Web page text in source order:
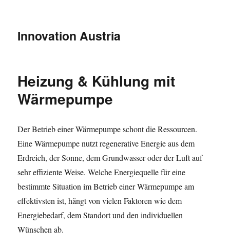
Innovation Austria
Heizung & Kühlung mit
Wärmepumpe
Der Betrieb einer Wärmepumpe schont die Ressourcen.
Eine Wärmepumpe nutzt regenerative Energie aus dem
Erdreich, der Sonne, dem Grundwasser oder der Luft auf
sehr effiziente Weise. Welche Energiequelle für eine
bestimmte Situation im Betrieb einer Wärmepumpe am
effektivsten ist, hängt von vielen Faktoren wie dem
Energiebedarf, dem Standort und den individuellen
Wünschen ab.